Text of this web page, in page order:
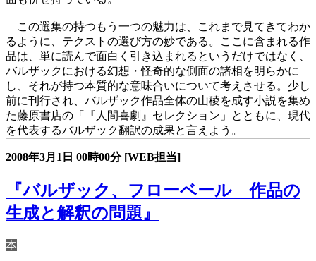
この選集の持つもう一つの魅力は、これまで見てきてわか
るように、テクストの選び方の妙である。ここに含まれる作
品は、単に読んで面白く引き込まれるというだけではなく、
バルザックにおける幻想・怪奇的な側面の諸相を明らかに
し、それが持つ本質的な意味合いについて考えさせる。少し
前に刊行され、バルザック作品全体の山稜を成す小説を集め
た藤原書店の「『人間喜劇』セレクション」とともに、現代
を代表するバルザック翻訳の成果と言えよう。
2008年3月1日 00時00分 [WEB担当]
『バルザック、フローベール 作品の
生成と解釈の問題』
本